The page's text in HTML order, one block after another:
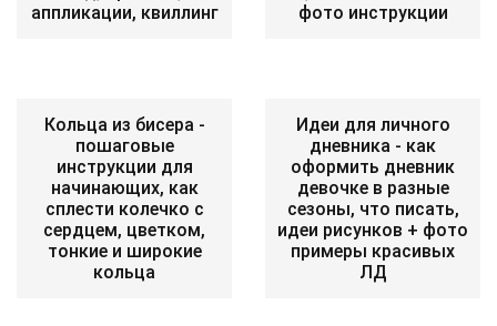
аппликации, квиллинг
фото инструкции
Кольца из бисера -
пошаговые
инструкции для
начинающих, как
сплести колечко с
сердцем, цветком,
тонкие и широкие
кольца
Идеи для личного
дневника - как
оформить дневник
девочке в разные
сезоны, что писать,
идеи рисунков + фото
примеры красивых
ЛД